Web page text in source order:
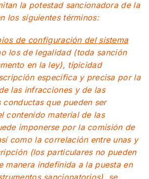
la potestad sancionadora de la
los siguientes términos:
de configuración del sistema
los de legalidad (toda sanción
en la ley), tipicidad
especifica y precisa por la
las infracciones y de las
conductas que pueden ser
contenido material de las
imponerse por la comisión de
como la correlación entre unas y
(los particulares no pueden
manera indefinida a la puesta en
sancionatorios), se